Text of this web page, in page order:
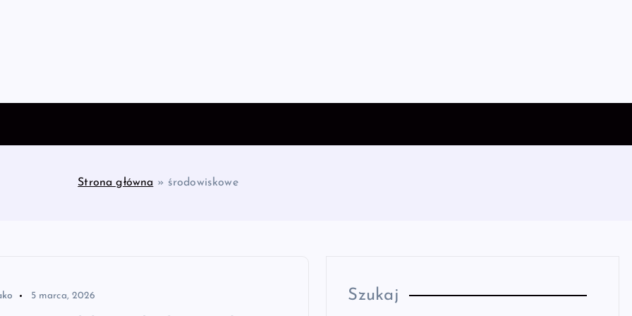
Strona główna » środowiskowe
5 marca, 2026 Szukaj